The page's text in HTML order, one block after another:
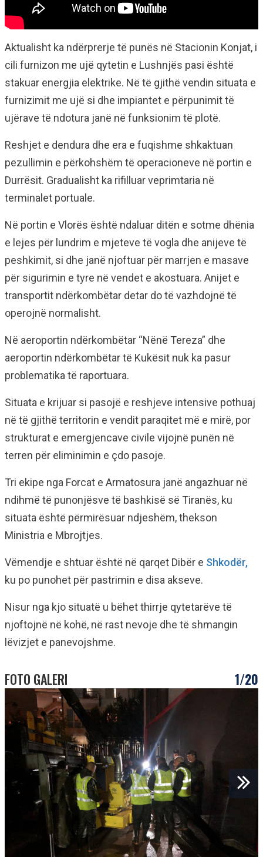
Aktualisht ka ndërprerje të punës në Stacionin Konjat, i
cili furnizon me ujë qytetin e Lushnjës pasi është
stakuar energjia elektrike. Në të gjithë vendin situata e
furnizimit me ujë si dhe impiantet e përpunimit të
ujërave të ndotura janë në funksionim të plotë.
Reshjet e dendura dhe era e fuqishme shkaktuan
pezullimin e përkohshëm të operacioneve në portin e
Durrësit. Gradualisht ka rifilluar veprimtaria në
terminalet portuale.
Në portin e Vlorës është ndaluar ditën e sotme dhënia
e lejes për lundrim e mjeteve të vogla dhe anijeve të
peshkimit, si dhe janë njoftuar për marrjen e masave
për sigurimin e tyre në vendet e akostuara. Anijet e
transportit ndërkombëtar detar do të vazhdojnë të
operojnë normalisht.
Në aeroportin ndërkombëtar “Nënë Tereza” dhe
aeroportin ndërkombëtar të Kukësit nuk ka pasur
problematika të raportuara.
Situata e krijuar si pasojë e reshjeve intensive pothuaj
në të gjithë territorin e vendit paraqitet më e mirë, por
strukturat e emergjencave civile vijojnë punën në
terren për eliminimin e çdo pasoje.
Tri ekipe nga Forcat e Armatosura janë angazhuar në
ndihmë të punonjësve të bashkisë së Tiranës, ku
situata është përmirësuar ndjeshëm, thekson
Ministria e Mbrojtjes.
Vëmendje e shtuar është në qarqet Dibër e Shkodër,
ku po punohet për pastrimin e disa akseve.
Nisur nga kjo situatë u bëhet thirrje qytetarëve të
njoftojnë në kohë, në rast nevoje dhe të shmangin
lëvizjet e panevojshme.
FOTO GALERI 1/20